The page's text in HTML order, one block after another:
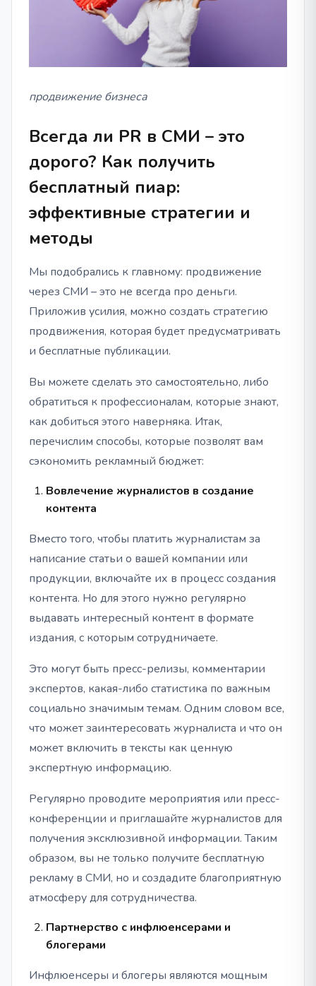
продвижение бизнеса
Всегда ли PR в СМИ – это
дорого? Как получить
бесплатный пиар:
эффективные стратегии и
методы
Мы подобрались к главному: продвижение
через СМИ – это не всегда про деньги.
Приложив усилия, можно создать стратегию
продвижения, которая будет предусматривать
и бесплатные публикации.
Вы можете сделать это самостоятельно, либо
обратиться к профессионалам, которые знают,
как добиться этого наверняка. Итак,
перечислим способы, которые позволят вам
сэкономить рекламный бюджет:
Вовлечение журналистов в создание
контента
Вместо того, чтобы платить журналистам за
написание статьи о вашей компании или
продукции, включайте их в процесс создания
контента. Но для этого нужно регулярно
выдавать интересный контент в формате
издания, с которым сотрудничаете.
Это могут быть пресс-релизы, комментарии
экспертов, какая-либо статистика по важным
социально значимым темам. Одним словом все,
что может заинтересовать журналиста и что он
может включить в тексты как ценную
экспертную информацию.
Регулярно проводите мероприятия или пресс-
конференции и приглашайте журналистов для
получения эксклюзивной информации. Таким
образом, вы не только получите бесплатную
рекламу в СМИ, но и создадите благоприятную
атмосферу для сотрудничества.
Партнерство с инфлюенсерами и
блогерами
Инфлюенсеры и блогеры являются мощным